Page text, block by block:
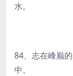
水。
84、志在峰巅
中。